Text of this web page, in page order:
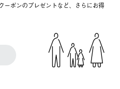
ーポンのプレゼントなど、さらにお得